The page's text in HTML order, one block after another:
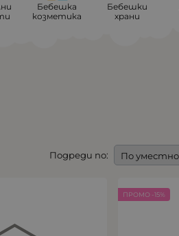
Бебешка
козметика
Бебешки
храни
Подреди по:
ПРОМО -15%